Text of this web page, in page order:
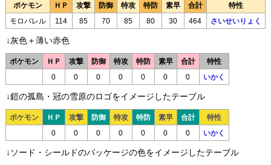
ポケモン ＨＰ 攻撃 防御 特攻 特防 素早 合計 特性
モロバレル 114 85 70 85 80 30 464 さいせいりょく
↓灰色＋薄い赤色
ポケモン ＨＰ 攻撃 防御 特攻 特防 素早 合計 特性
0 0 0 0 0 0 0 いかく
↓鎧の孤島・冠の雪原のロゴをイメージしたテーブル
ポケモン ＨＰ 攻撃 防御 特攻 特防 素早 合計 特性
0 0 0 0 0 0 0 いかく
↓ソード・シールドのパッケージの色をイメージしたテーブル